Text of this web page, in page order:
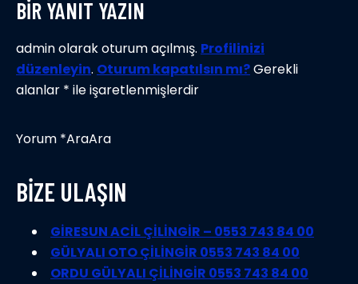
BİR YANIT YAZIN
admin olarak oturum açılmış. Profilinizi
düzenleyin. Oturum kapatılsın mı?Gerekli
alanlar * ile işaretlenmişlerdir
Yorum *AraAra
BİZE ULAŞIN
GİRESUN ACİL ÇİLİNGİR – 0553 743 84 00
GÜLYALI OTO ÇİLİNGİR 0553 743 84 00
ORDU GÜLYALI ÇİLİNGİR 0553 743 84 00